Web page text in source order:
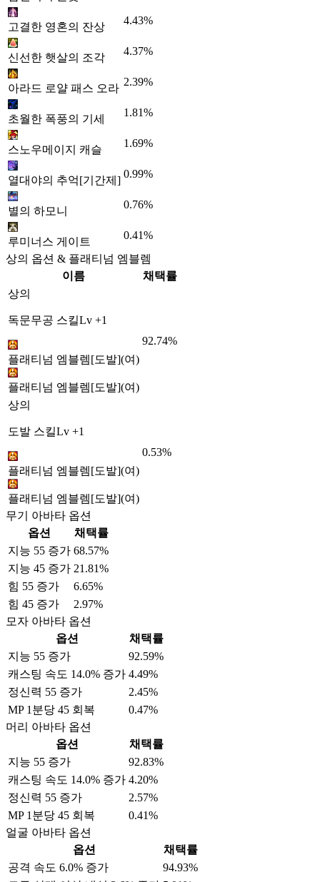
고결한 영혼의 잔상
4.43%
신선한 햇살의 조각
4.37%
아라드 로얄 패스 오라
2.39%
초월한 폭풍의 기세
1.81%
스노우메이지 캐슬
1.69%
열대야의 추억[기간제]
0.99%
별의 하모니
0.76%
루미너스 게이트
0.41%
상의 옵션 & 플래티넘 엠블렘
이름
채택률
상의
독문무공 스킬Lv +1
플래티넘 엠블렘[도발](여)
플래티넘 엠블렘[도발](여)
92.74%
상의
도발 스킬Lv +1
플래티넘 엠블렘[도발](여)
플래티넘 엠블렘[도발](여)
0.53%
무기 아바타 옵션
옵션
채택률
지능 55 증가 68.57%
지능 45 증가 21.81%
힘 55 증가
6.65%
힘 45 증가
2.97%
모자 아바타 옵션
옵션
채택률
지능 55 증가
92.59%
캐스팅 속도 14.0% 증가 4.49%
정신력 55 증가
2.45%
MP 1분당 45 회복
0.47%
머리 아바타 옵션
옵션
채택률
지능 55 증가
92.83%
캐스팅 속도 14.0% 증가 4.20%
정신력 55 증가
2.57%
MP 1분당 45 회복
0.41%
얼굴 아바타 옵션
옵션
채택률
공격 속도 6.0% 증가
94.93%